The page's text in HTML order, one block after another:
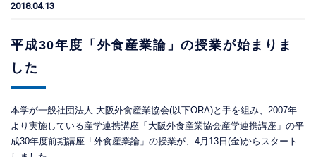
2018.04.13
平成30年度「外食産業論」の授業が始まりま
した
本学が一般社団法人 大阪外食産業協会(以下ORA)と手を組み、2007年
より実施している産学連携講座「大阪外食産業協会産学連携講座」の平
成30年度前期講座「外食産業論」の授業が、4月13日(金)からスタート